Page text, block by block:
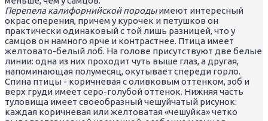
Перепела калифорнийской породыимеют интересный
окрас оперения, причем у курочек и петушков он
практически одинаковый с той лишь разницей, что у
самцов он намного ярче и контрастнее. Птица имеет
желтовато-белый лоб. На голове присутствуют две белые
линии: одна из них проходит чуть выше глаз, а другая,
напоминающая полумесяц, окутывает спереди горло.
Спина птицы - коричневая с оливковым оттенком, зоб и
верх груди имеет серо-голубой оттенок. Нижняя часть
туловища имеет своеобразный чешуйчатый рисунок:
каждая коричневая или желтоватая «чешуйка» четко